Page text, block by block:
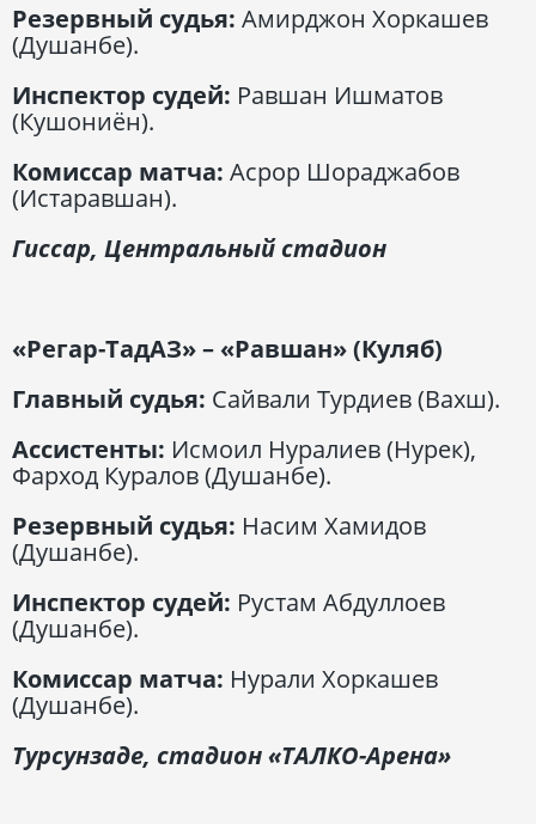
Резервный судья: Амирджон Хоркашев
(Душанбе).
Инспектор судей: Равшан Ишматов
(Кушониён).
Комиссар матча: Асрор Шораджабов
(Истаравшан).
Гиссар, Центральный стадион
«Регар-ТадАЗ» – «Равшан» (Куляб)
Главный судья: Сайвали Турдиев (Вахш).
Ассистенты: Исмоил Нуралиев (Нурек),
Фарход Куралов (Душанбе).
Резервный судья: Насим Хамидов
(Душанбе).
Инспектор судей: Рустам Абдуллоев
(Душанбе).
Комиссар матча: Нурали Хоркашев
(Душанбе).
Турсунзаде, стадион «ТАЛКО-Арена»